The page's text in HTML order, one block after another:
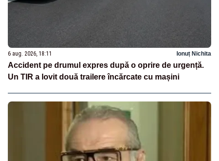
6 aug. 2026, 18:11 Ionuț Nichita
Accident pe drumul expres după o oprire de urgență.
Un TIR a lovit două trailere încărcate cu mașini